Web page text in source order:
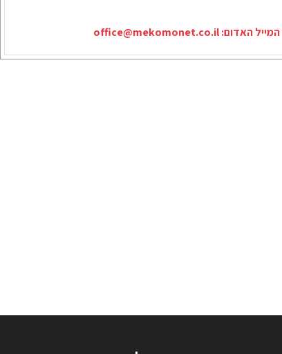
האדום:office@mekomonet.co.il